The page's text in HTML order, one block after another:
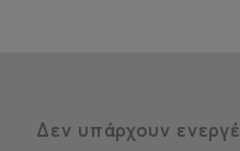
ατόμων.
και «Small Talk» του
Δεν υπάρχουν